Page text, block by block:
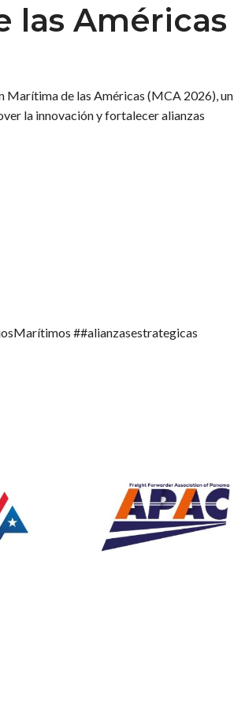
las Américas
Marítima de las Américas (MCA 2026), un
la innovación y fortalecer alianzas
##alianzasestrategicas